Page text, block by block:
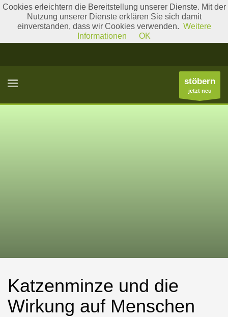
Literatur Gattungslisten
stöbern
jetzt neu
Katzenminze und die
Wirkung auf Menschen
Cookies erleichtern die Bereitstellung unserer Dienste. Mit der
Nutzung unserer Dienste erklären Sie sich damit
einverstanden, dass wir Cookies verwenden. Weitere
Informationen
OK